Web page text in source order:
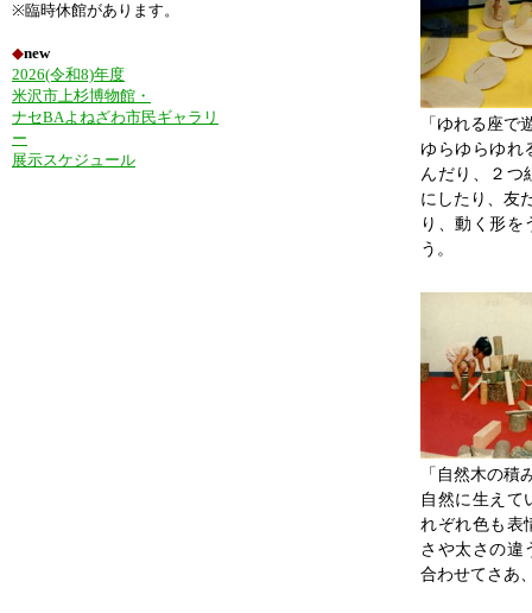
※臨時休館があります。
◆new
2026(令和8)年度
米沢市上杉博物館・
ナセBAよねざわ市民ギャラリ
ー
展示スケジュール
「ゆれる座で
ゆらゆらゆれ
んだり、２つ
にしたり、友
り、動く形を
う。
「自然木の積
自然に生えて
れぞれ色も表
さや太さの違
合わせてさあ